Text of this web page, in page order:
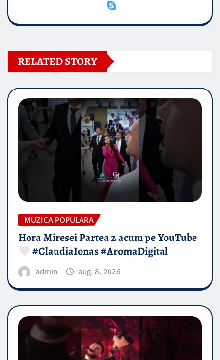
RELATED STORY
MUZICA POPULARA
Hora Miresei Partea 2 acum pe YouTube
#ClaudiaIonas #AromaDigital
admin aug. 8, 2026